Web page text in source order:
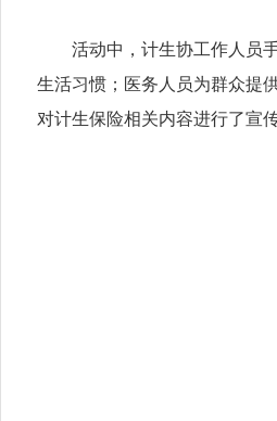
活动中，计生协工作人员手
生活习惯；医务人员为群众提
对计生保险相关内容进行了宣传